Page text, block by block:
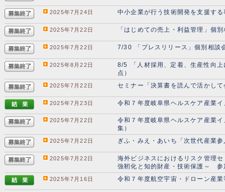
2025年7月24日 中小企業が行う技術開発を支援す
2025年7月22日 「はじめての売上・利益管理」個
2025年7月22日 7/30 「プレスリリース」個別相
2025年8月22日
8/5 「人材採用、定着、生産性向
点）
2025年7月22日 セミナー「決算書を読んで活かし
2025年7月23日 令和７年度岐阜県ヘルスケア産業
2025年7月22日
令和７年度岐阜県ヘルスケア産業
集）
2025年7月22日 ぎふ・みえ・あいち「次世代産業
2025年7月22日
海外ビジネスにおけるリスク管理
強靭化と知的財産・技術保護～ 参
2025年7月16日 令和７年度航空宇宙・ドローン産